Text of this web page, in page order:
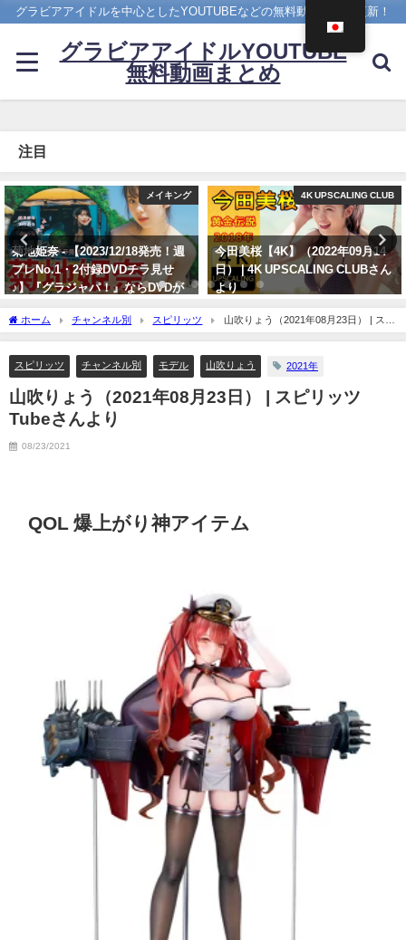
グラビアアイドルを中心としたYOUTUBEなどの無料動画を日々更新！
グラビアアイドルYOUTUBE
無料動画まとめ
注目
4K UPSCALING CLUB
今田美桜【4K】（2022年09月14
日） | 4K UPSCALING CLUBさん
より
4K UPSCALING CLUB
篠崎愛【4K】（2023年08月25
日） | 4K UPSCALING CLUBさん
より
ホーム チャンネル別 スピリッツ
山吹りょう（2021年08月23日） | スピ
リッツTubeさんより
スピリッツ チャンネル別 モデル 山吹りょう 2021年
山吹りょう（2021年08月23日） | スピリッツ
Tubeさんより
08/23/2021
QOL 爆上がり神アイテム